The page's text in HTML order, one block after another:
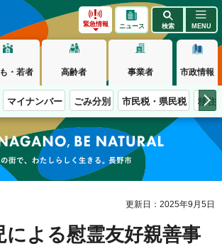
緊急情報 ニュース 検索 MENU
・若者 高齢者 事業者 市政情報
マイナンバー ごみ分別 市民税・県民税 移住
で、わたしらしく生きる。長野市
更新日：2025年9月5日
による慰霊友好親善事